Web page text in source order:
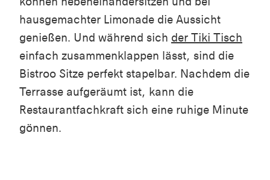
hausgemachter Limonade die Aussicht
genießen. Und während sich der Tiki Tisch
einfach zusammenklappen lässt, sind die
Bistroo Sitze perfekt stapelbar. Nachdem die
Terrasse aufgeräumt ist, kann die
Restaurantfachkraft sich eine ruhige Minute
gönnen.